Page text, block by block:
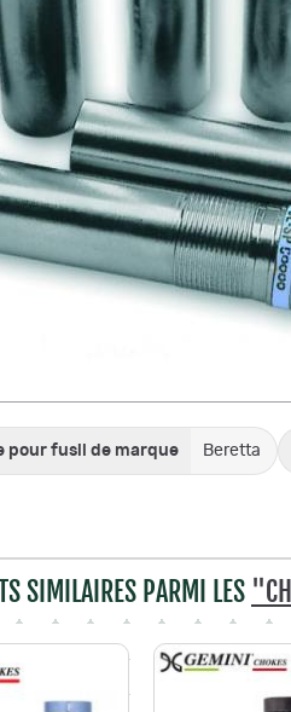
pour fusil de marque Beretta
SIMILAIRES PARMI LES